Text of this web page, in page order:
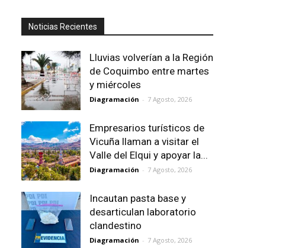
Noticias Recientes
Lluvias volverían a la Región
de Coquimbo entre martes
y miércoles
Diagramación - 7 Agosto, 2026
Empresarios turísticos de
Vicuña llaman a visitar el
Valle del Elqui y apoyar la...
Diagramación - 7 Agosto, 2026
Incautan pasta base y
desarticulan laboratorio
clandestino
Diagramación - 7 Agosto, 2026